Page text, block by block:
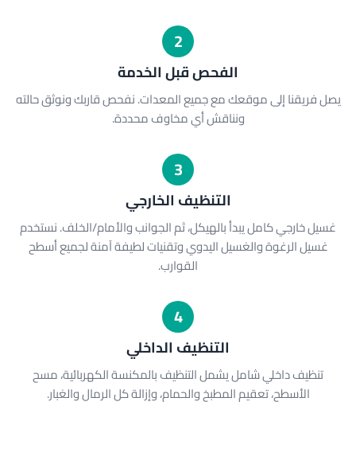
2
الفحص قبل الخدمة
يصل فريقنا إلى موقعك مع جميع المعدات. نفحص قاربك ونوثق حالته
ونناقش أي مخاوف محددة.
3
التنظيف الخارجي
غسيل خارجي كامل يبدأ بالهيكل، ثم الجوانب والأمام/الخلف. نستخدم
غسيل الرغوة والغسيل اليدوي وتقنيات لطيفة آمنة لجميع أسطح
القوارب.
4
التنظيف الداخلي
تنظيف داخلي شامل يشمل التنظيف بالمكنسة الكهربائية، مسح
الأسطح، تعقيم المطبخ والحمام، وإزالة كل الرمال والغبار.